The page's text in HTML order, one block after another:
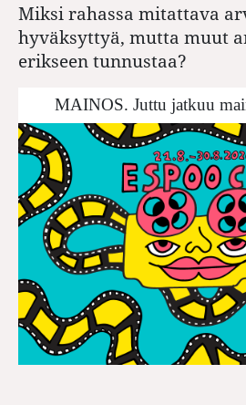
Miksi rahassa mitattava
hyväksyttyä, mutta muut
erikseen tunnustaa?
MAINOS. Juttu jatkuu